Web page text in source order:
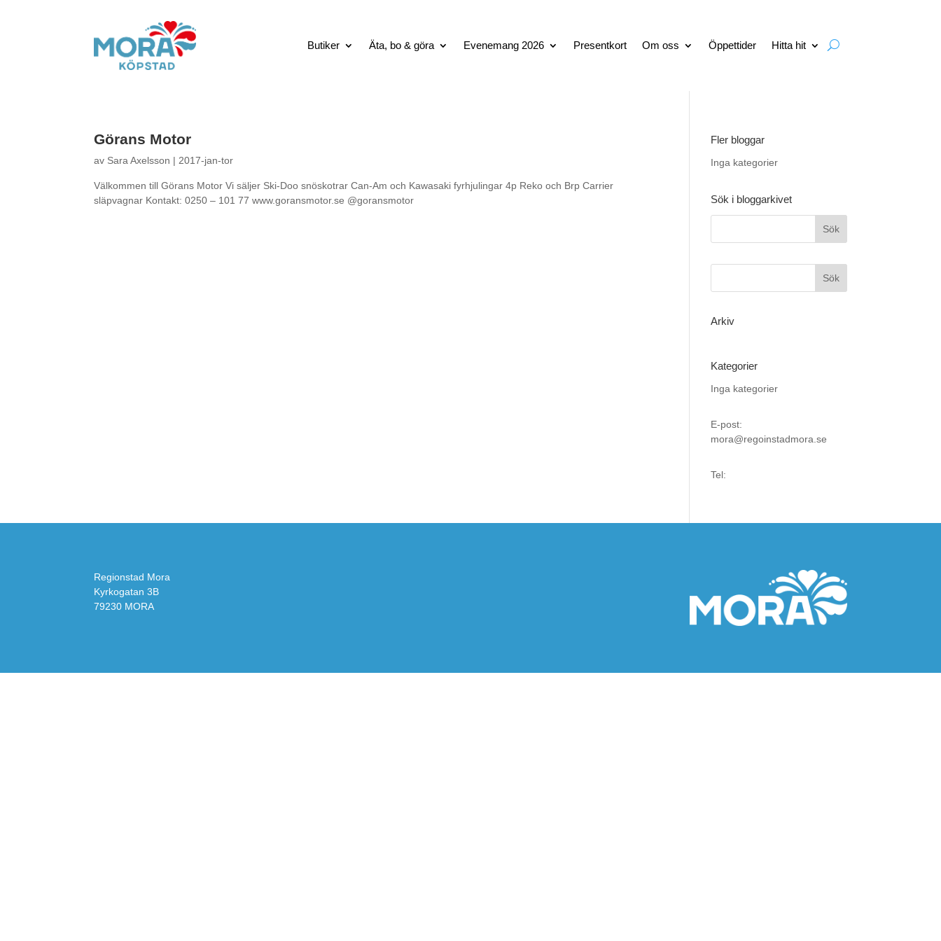
Butiker Äta, bo & göra Evenemang 2026 Presentkort Om oss Öppettider Hitta hit
Görans Motor
av Sara Axelsson | 2017-jan-tor
Välkommen till Görans Motor Vi säljer Ski-Doo snöskotrar Can-Am och Kawasaki fyrhjulingar 4p Reko och Brp Carrier
släpvagnar Kontakt: 0250 – 101 77 www.goransmotor.se @goransmotor
Fler bloggar
Inga kategorier
Sök i bloggarkivet
Arkiv
Kategorier
Inga kategorier
E-post:
mora@regoinstadmora.se
Tel:
Regionstad Mora
Kyrkogatan 3B
79230 MORA